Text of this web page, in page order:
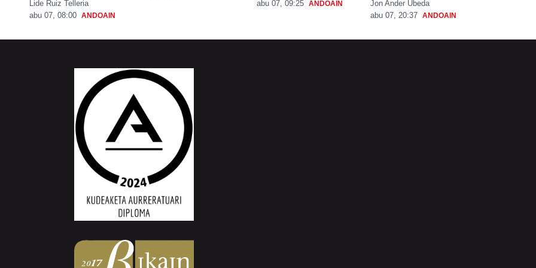
Lide Ruiz Telleria
abu 07, 08:00 ANDOAIN
abu 07, 09:25 ANDOAIN
Jon Ander Ubeda
abu 07, 20:37 ANDOAIN